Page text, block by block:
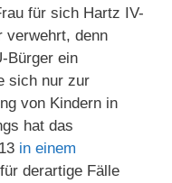
für sich Hartz IV-
verwehrt, denn
Bürger ein
sich nur zur
von Kindern in
hat das
in einem
derartige Fälle